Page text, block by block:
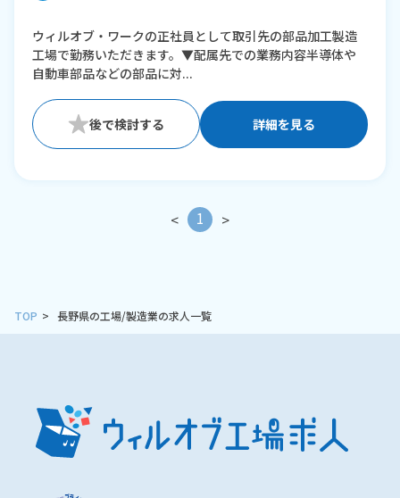
※残業：0〜10時間程度/月
ウィルオブ・ワークの正社員として取引先の部品加工製造
工場で勤務いただきます。▼配属先での業務内容半導体や
自動車部品などの部品に対...
詳細を見る
< 1 >
TOP 長野県の工場/製造業の求人一覧